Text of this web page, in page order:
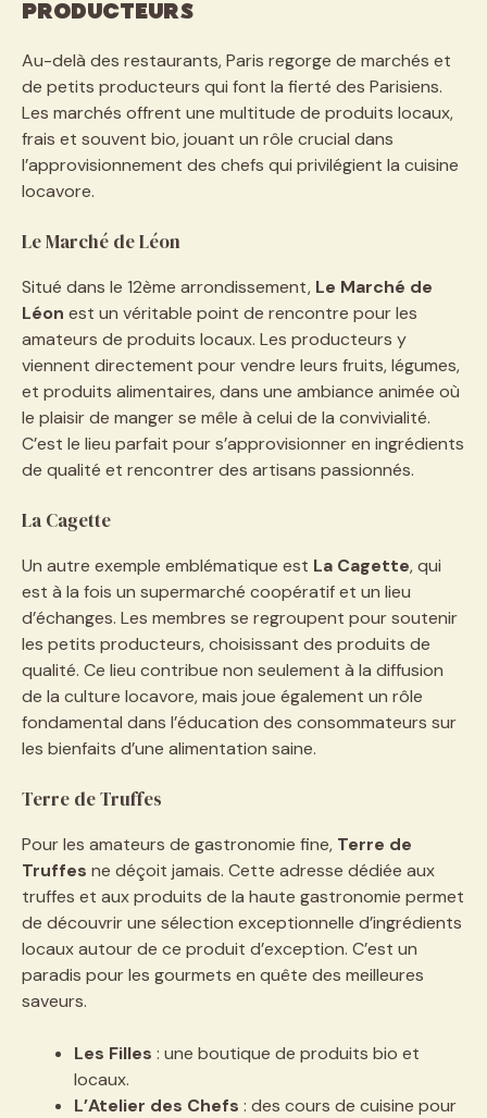
producteurs
Au-delà des restaurants, Paris regorge de marchés et
de petits producteurs qui font la fierté des Parisiens.
Les marchés offrent une multitude de produits locaux,
frais et souvent bio, jouant un rôle crucial dans
l’approvisionnement des chefs qui privilégient la cuisine
locavore.
Le Marché de Léon
Situé dans le 12ème arrondissement, Le Marché de
Léon est un véritable point de rencontre pour les
amateurs de produits locaux. Les producteurs y
viennent directement pour vendre leurs fruits, légumes,
et produits alimentaires, dans une ambiance animée où
le plaisir de manger se mêle à celui de la convivialité.
C’est le lieu parfait pour s’approvisionner en ingrédients
de qualité et rencontrer des artisans passionnés.
La Cagette
Un autre exemple emblématique est La Cagette, qui
est à la fois un supermarché coopératif et un lieu
d’échanges. Les membres se regroupent pour soutenir
les petits producteurs, choisissant des produits de
qualité. Ce lieu contribue non seulement à la diffusion
de la culture locavore, mais joue également un rôle
fondamental dans l’éducation des consommateurs sur
les bienfaits d’une alimentation saine.
Terre de Truffes
Pour les amateurs de gastronomie fine, Terre de
Truffes ne déçoit jamais. Cette adresse dédiée aux
truffes et aux produits de la haute gastronomie permet
de découvrir une sélection exceptionnelle d’ingrédients
locaux autour de ce produit d’exception. C’est un
paradis pour les gourmets en quête des meilleures
saveurs.
Les Filles : une boutique de produits bio et
locaux.
L’Atelier des Chefs : des cours de cuisine pour